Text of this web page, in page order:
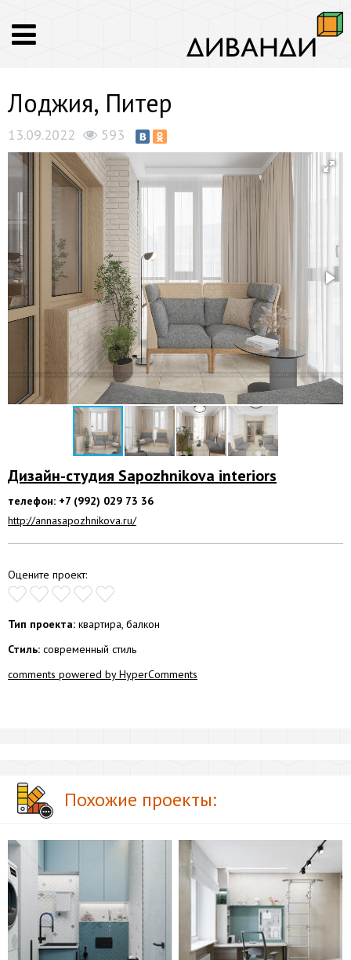
Лоджия, Питер
13.09.2022 593
Дизайн-студия Sapozhnikova interiors
телефон: +7 (992) 029 73 36
http://annasapozhnikova.ru/
Оцените проект:
Тип проекта: квартира, балкон
Стиль: современный стиль
comments powered by HyperComments
Похожие проекты: